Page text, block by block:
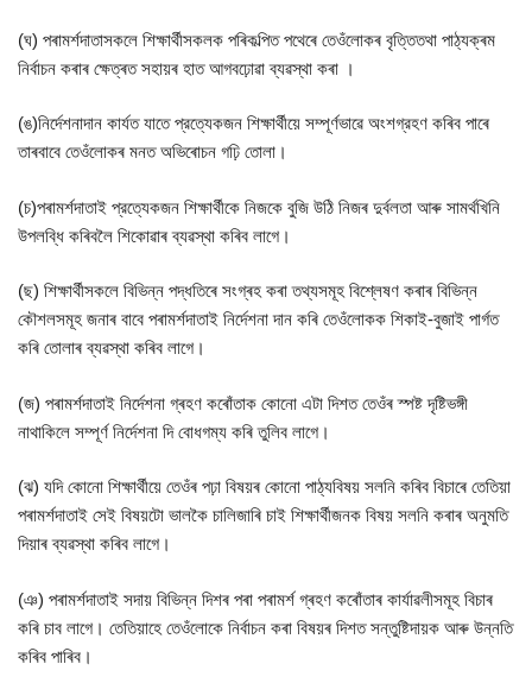
(ঘ) পৰামর্শদাতাসকলে শিক্ষার্থীসকলক পৰিকল্পিত পথেৰে তেওঁলোকৰ বৃত্তিতথা পাঠ্যক্ৰম
নিৰ্বাচন কৰাৰ ক্ষেত্ৰত সহায়ৰ হাত আগবঢ়োৱা ব্যৱস্থা কৰা ।
(ঙ)নির্দেশনাদান কার্যত যাতে প্রত্যেকজন শিক্ষার্থীয়ে সম্পূর্ণভাৱে অংশগ্রহণ কৰিব পাৰে
তাৰবাবে তেওঁলোকৰ মনত অভিৰোচন গঢ়ি তোলা।
(চ)পৰামৰ্শদাতাই প্রত্যেকজন শিক্ষার্থীকে নিজকে বুজি উঠি নিজৰ দুৰ্বলতা আৰু সামৰ্থখিনি
উপলব্ধি কৰিবলৈ শিকোৱাৰ ব্যৱস্থা কৰিব লাগে।
(ছ) শিক্ষার্থীসকলে বিভিন্ন পদ্ধতিৰে সংগ্ৰহ কৰা তথ্যসমূহ বিশ্লেষণ কৰাৰ বিভিন্ন
কৌশলসমূহ জনাৰ বাবে পৰামৰ্শদাতাই নিৰ্দেশনা দান কৰি তেওঁলোকক শিকাই-বুজাই পাৰ্গত
কৰি তোলাৰ ব্যৱস্থা কৰিব লাগে।
(জ) পৰামৰ্শদাতাই নিৰ্দেশনা গ্ৰহণ কৰোঁতাক কোনো এটা দিশত তেওঁৰ স্পষ্ট দৃষ্টিভঙ্গী
নাথাকিলে সম্পূর্ণ নির্দেশনা দি বোধগম্য কৰি তুলিব লাগে।
(ঝ) যদি কোনো শিক্ষাৰ্থীয়ে তেওঁৰ পঢ়া বিষয়ৰ কোনো পাঠ্যবিষয় সলনি কৰিব বিচাৰে তেতিয়া
পৰামৰ্শদাতাই সেই বিষয়টো ভালকৈ চালিজাৰি চাই শিক্ষার্থীজনক বিষয় সলনি কৰাৰ অনুমতি
দিয়াৰ ব্যৱস্থা কৰিব লাগে।
(ঞ) পৰামৰ্শদাতাই সদায় বিভিন্ন দিশৰ পৰা পৰামৰ্শ গ্ৰহণ কৰোঁতাৰ কাৰ্যাৱলীসমূহ বিচাৰ
কৰি চাব লাগে। তেতিয়াহে তেওঁলোকে নির্বাচন কৰা বিষয়ৰ দিশত সন্তুষ্টিদায়ক আৰু উন্নতি
কৰিব পাৰিব।